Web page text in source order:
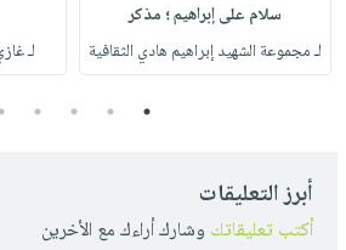
سلام على إبراهيم ؛ مذكر
لـ مجموعة الشهيد إبراهيم هادي الثقافية
لـ
1
2
3
4
أبرز التعليقات
أكتب تعليقاتك وشارك أراءك مع الأخرين